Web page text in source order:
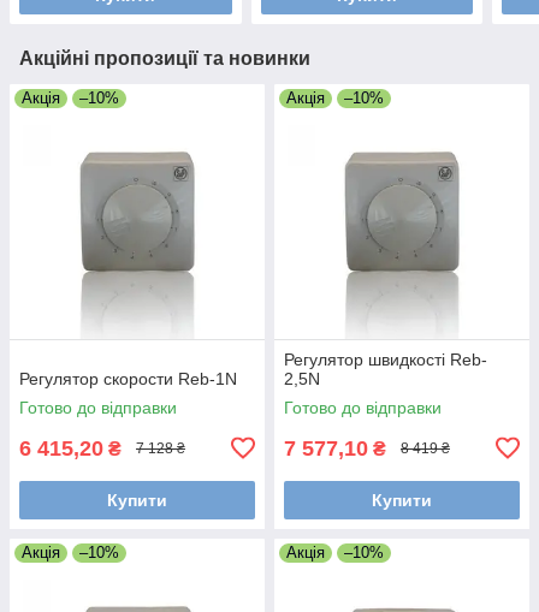
Акційні пропозиції та новинки
Акція –10%
Регулятор скорости Reb-1N
Готово до відправки
6 415,20 ₴ 7 128 ₴
Купити
Акція –10%
Регулятор швидкості Reb-
2,5N
Готово до відправки
7 577,10 ₴ 8 419 ₴
Купити
Акція –10% Акція –10%